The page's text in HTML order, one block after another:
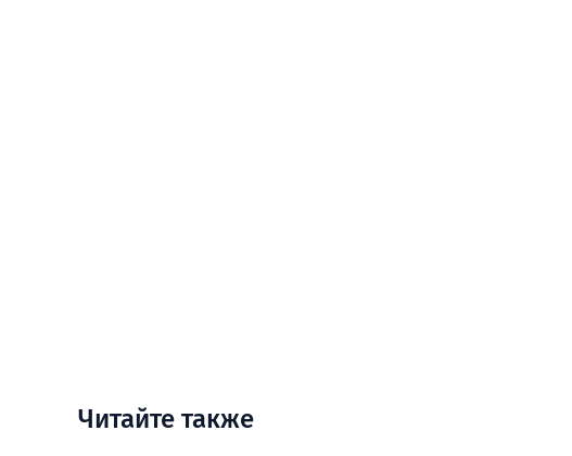
Читайте также